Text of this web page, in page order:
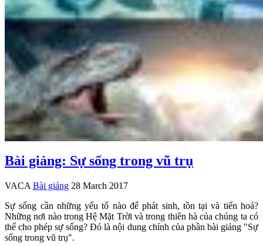
Bài giảng: Sự sống trong vũ trụ
VACA Bài giảng 28 March 2017
Sự sống cần những yếu tố nào để phát sinh, tồn tại và tiến hoá?
Những nơi nào trong Hệ Mặt Trời và trong thiên hà của chúng ta có
thể cho phép sự sống? Đó là nội dung chính của phần bài giảng "Sự
sống trong vũ trụ".